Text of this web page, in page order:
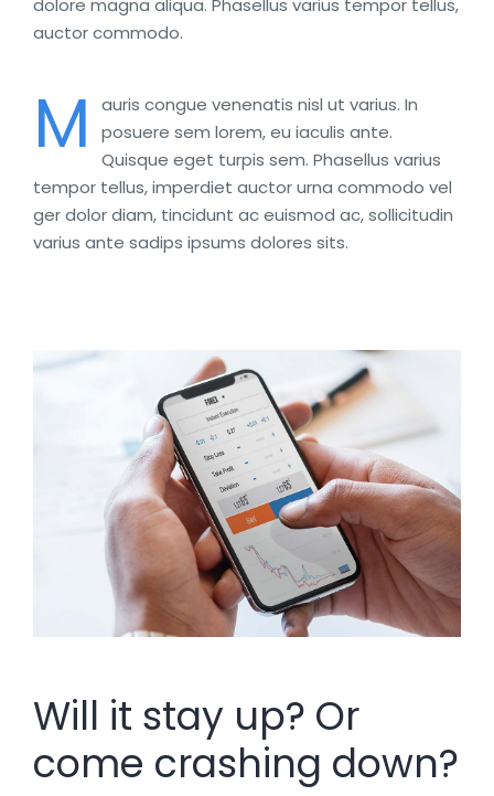
dolore magna aliqua. Phasellus varius tempor tellus,
auctor commodo.
M
auris congue venenatis nisl ut varius. In
posuere sem lorem, eu iaculis ante.
Quisque eget turpis sem. Phasellus varius
tempor tellus, imperdiet auctor urna commodo vel
ger dolor diam, tincidunt ac euismod ac, sollicitudin
varius ante sadips ipsums dolores sits.
Will it stay up? Or
come crashing down?